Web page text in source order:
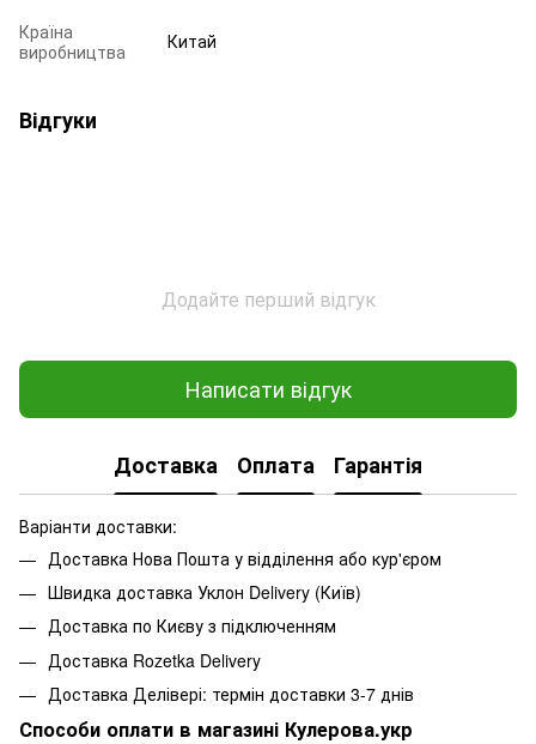
Країна
виробництва
Китай
Відгуки
Додайте перший відгук
Написати відгук
Доставка Оплата Гарантія
Варіанти доставки:
Доставка Нова Пошта у відділення або кур'єром
Швидка доставка Уклон Delivery (Київ)
Доставка по Києву з підключенням
Доставка Rozetka Delivery
Доставка Делівері: термін доставки 3-7 днів
Способи оплати в магазині Кулерова.укр